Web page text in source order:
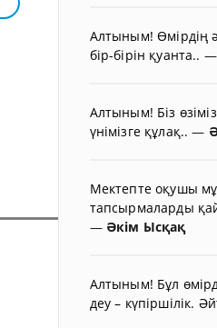
Алтыным! Өмірдің
бір-бірін қуанта.. —
Алтыным! Біз
үнімізге құлақ..—
Мектепте оқушы
тапсырмаларды
— Әкім Ысқақ
Алтыным! Бұл
деу – күпіршілік.